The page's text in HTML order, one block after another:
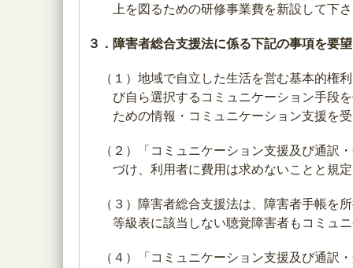
上を図るための研修事業費を新設して下
３．障害者総合支援法に係る下記の事項を要
（１）地域で自立した生活を営む基本的
び自ら選択するコミュニケーション手段
ための情報・コミュニケーション支援を
（２）「コミュニケーション支援及び通訳
づけ、利用者に費用は求めないことと規
（３）障害者総合支援法は、障害者手帳を
等級表に該当しない聴覚障害者もコミュ
（４）「コミュニケーション支援及び通訳